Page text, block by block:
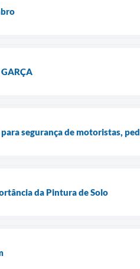
segurança de motoristas,
da Pintura de Solo